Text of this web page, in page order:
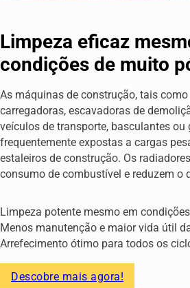
Limpeza eficaz
condições de muito
As máquinas de construção, tais
carregadoras, escavadoras de
veículos de transporte, basculantes ou
frequentemente expostas a cargas
estaleiros de construção. Os
consumo de combustível e reduzem o
Limpeza potente mesmo em
Menos manutenção e maior vida útil
Arrefecimento ótimo para todos os
Descobre mais agora!